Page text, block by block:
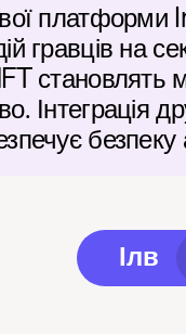
гравців на
становлять
Інтеграція
безпеку
Ілв